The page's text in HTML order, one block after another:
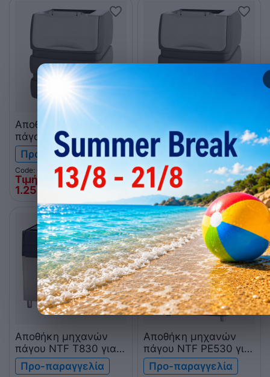
Αποθήκη μηχανών
πάγου NTF PE530 για
MGT310
Προ-παραγγελία
Code: 014.0810
Τιμή Web
1.255 €
Αποθήκη μηχανών
πάγου NTF PE530 για
MGT560 και MGT 900
Προ-παραγγελία
Code: 014.0811
Τιμή Web
1.25500
Αποθήκη μηχανών
πάγου NTF T830 για
CV475 και CV950
Προ-παραγγελία
Αποθήκη μηχανών
πάγου NTF PE530 για
GM1200
Προ-παραγγελία